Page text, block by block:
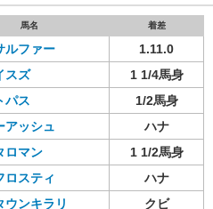
馬名 着差
ルファー
1.11.0
スズ
1 1/4馬身
パス
1/2馬身
アッシュ
ハナ
ロマン
1 1/2馬身
ロスティ
ハナ
ウンキラリ
クビ